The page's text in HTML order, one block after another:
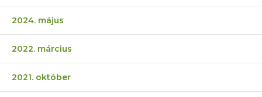
2024. május
2022. március
2021. október